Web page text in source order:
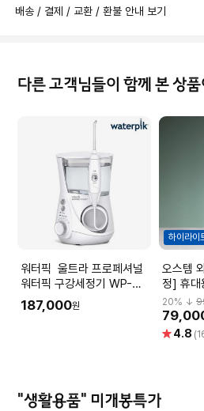
배송 / 결제 / 교환 / 환불 안내 보기
다른 고객님들이 함께 본 상
워터픽 울트라 프로페셔널
워터픽 구강세정기 WP-
670K
187,000원
하이라이
오스템 와픽 [커피
정] 휴대
200
20% ↓
별 4.8
"생활용품" 미개봉특가